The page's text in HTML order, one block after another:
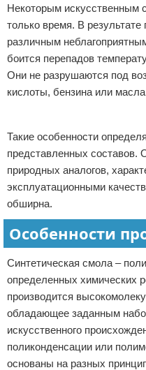
Некоторым искусственным
только время. В результате
различным
боится перепадов
Они не разрушаются под
кислоты, бензина или
Такие особенности
представленных составов.
природных аналогов,
эксплуатационными
обширна.
Особенности
Синтетическая смола –
определенных химических
производится
обладающее заданным
искусственного
поликонденсации или
основаны на разных